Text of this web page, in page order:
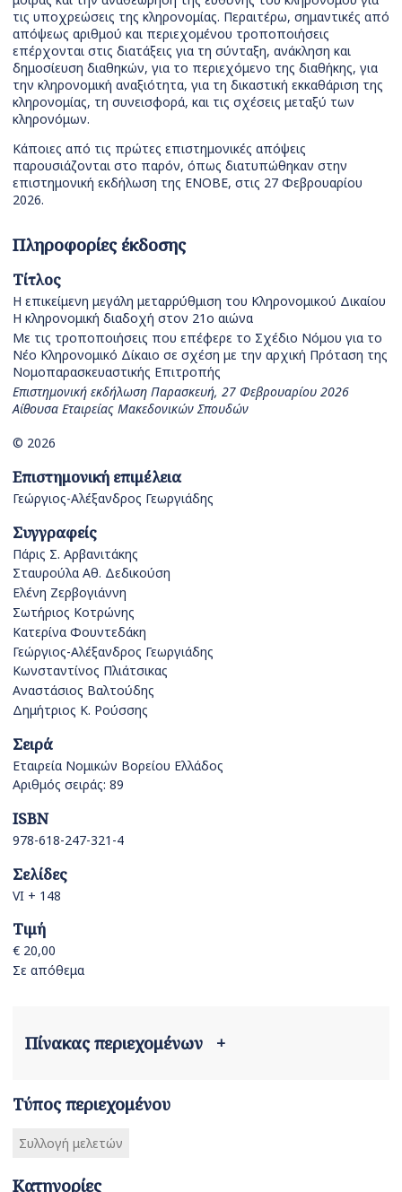
τις υποχρεώσεις της κληρονομίας. Περαιτέρω, σημαντικές από
απόψεως αριθμού και περιεχομένου τροποποιήσεις
επέρχονται στις διατάξεις για τη σύνταξη, ανάκληση και
δημοσίευση διαθηκών, για το περιεχόμενο της διαθήκης, για
την κληρονομική αναξιότητα, για τη δικαστική εκκαθάριση της
κληρονομίας, τη συνεισφορά, και τις σχέσεις μεταξύ των
κληρονόμων.
Κάποιες από τις πρώτες επιστημονικές απόψεις
παρουσιάζονται στο παρόν, όπως διατυπώθηκαν στην
επιστημονική εκδήλωση της ΕΝΟΒΕ, στις 27 Φεβρουαρίου
2026.
Πληροφορίες έκδοσης
Τίτλος
Η επικείμενη μεγάλη μεταρρύθμιση του Κληρονομικού Δικαίου
Η κληρονομική διαδοχή στον 21ο αιώνα
Με τις τροποποιήσεις που επέφερε το Σχέδιο Νόμου για το
Νέο Κληρονομικό Δίκαιο σε σχέση με την αρχική Πρόταση της
Νομοπαρασκευαστικής Επιτροπής
Επιστημονική εκδήλωση Παρασκευή, 27 Φεβρουαρίου 2026
Αίθουσα Εταιρείας Μακεδονικών Σπουδών
© 2026
Επιστημονική επιμέλεια
Γεώργιος-Αλέξανδρος Γεωργιάδης
Συγγραφείς
Πάρις Σ. Αρβανιτάκης
Σταυρούλα Αθ. Δεδικούση
Ελένη Ζερβογιάννη
Σωτήριος Κοτρώνης
Κατερίνα Φουντεδάκη
Γεώργιος-Αλέξανδρος Γεωργιάδης
Κωνσταντίνος Πλιάτσικας
Αναστάσιος Βαλτούδης
Δημήτριος Κ. Ρούσσης
Σειρά
Εταιρεία Νομικών Βορείου Ελλάδος
Αριθμός σειράς: 89
ISBN
978-618-247-321-4
Σελίδες
VI + 148
Τιμή
€ 20,00
Σε απόθεμα
Πίνακας περιεχομένων +
Τύπος περιεχομένου
Συλλογή μελετών
Κατηγορίες